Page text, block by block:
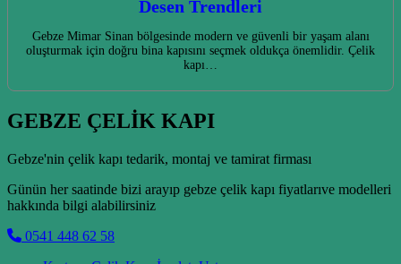
Desen Trendleri
Gebze Mimar Sinan bölgesinde modern ve güvenli bir yaşam alanı
oluşturmak için doğru bina kapısını seçmek oldukça önemlidir. Çelik
kapı…
GEBZE ÇELİK KAPI
Gebze'nin çelik kapı tedarik, montaj ve tamirat firması
Günün her saatinde bizi arayıp gebze çelik kapı fiyatlarıve modelleri
hakkında bilgi alabilirsiniz
0541 448 62 58